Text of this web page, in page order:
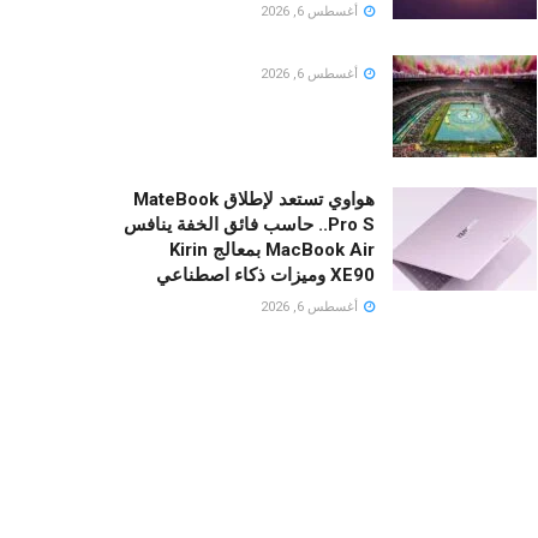
أغسطس 6, 2026
أغسطس 6, 2026
هواوي تستعد لإطلاق MateBook
Pro S.. حاسب فائق الخفة ينافس
MacBook Air بمعالج Kirin
XE90 وميزات ذكاء اصطناعي
أغسطس 6, 2026